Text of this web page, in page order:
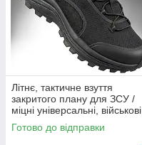
Літнє, тактичне взуття
закритого плану для ЗСУ /
міцні універсальні, військові
кросівки на літо для трекінгу
CENTCOM "TF" (black)
Готово до відправки